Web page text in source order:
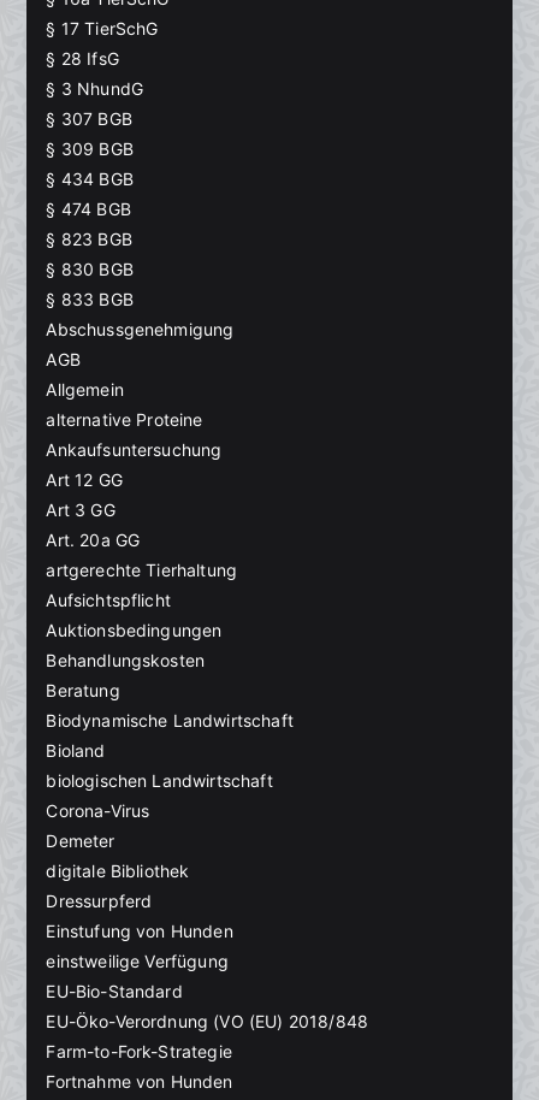
§ 17 TierSchG
§ 28 IfsG
§ 3 NhundG
§ 307 BGB
§ 309 BGB
§ 434 BGB
§ 474 BGB
§ 823 BGB
§ 830 BGB
§ 833 BGB
Abschussgenehmigung
AGB
Allgemein
alternative Proteine
Ankaufsuntersuchung
Art 12 GG
Art 3 GG
Art. 20a GG
artgerechte Tierhaltung
Aufsichtspflicht
Auktionsbedingungen
Behandlungskosten
Beratung
Biodynamische Landwirtschaft
Bioland
biologischen Landwirtschaft
Corona-Virus
Demeter
digitale Bibliothek
Dressurpferd
Einstufung von Hunden
einstweilige Verfügung
EU-Bio-Standard
EU-Öko-Verordnung (VO (EU) 2018/848
Farm-to-Fork-Strategie
Fortnahme von Hunden